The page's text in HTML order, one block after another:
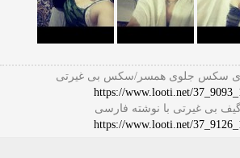
سکس جلوی همسر/سکس بی غیرتی
https://www.looti.net/
گیف بی غیرتی با نوشته فارسی
https://www.looti.net/